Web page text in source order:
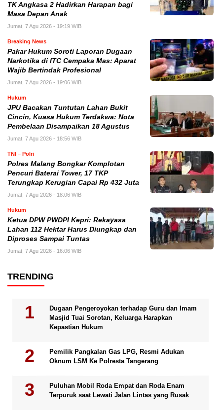
TK Angkasa 2 Hadirkan Harapan bagi
Masa Depan Anak
Jumat, 7 Agu 2026 - 19:19 WIB
Breaking News
Pakar Hukum Soroti Laporan Dugaan
Narkotika di ITC Cempaka Mas: Aparat
Wajib Bertindak Profesional
Jumat, 7 Agu 2026 - 19:06 WIB
Hukum
JPU Bacakan Tuntutan Lahan Bukit
Cincin, Kuasa Hukum Terdakwa: Nota
Pembelaan Disampaikan 18 Agustus
Jumat, 7 Agu 2026 - 18:56 WIB
TNI – Polri
Polres Malang Bongkar Komplotan
Pencuri Baterai Tower, 17 TKP
Terungkap Kerugian Capai Rp 432 Juta
Jumat, 7 Agu 2026 - 18:06 WIB
Hukum
Ketua DPW PWDPI Kepri: Rekayasa
Lahan 112 Hektar Harus Diungkap dan
Diproses Sampai Tuntas
Jumat, 7 Agu 2026 - 16:06 WIB
TRENDING
Dugaan Pengeroyokan terhadap Guru dan Imam
Masjid Tuai Sorotan, Keluarga Harapkan
Kepastian Hukum
Pemilik Pangkalan Gas LPG, Resmi Adukan
Oknum LSM Ke Polresta Tangerang
Puluhan Mobil Roda Empat dan Roda Enam
Terpuruk saat Lewati Jalan Lintas yang Rusak